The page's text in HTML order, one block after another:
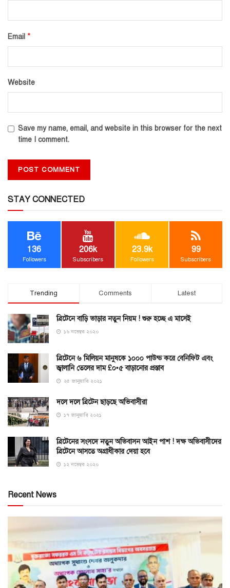
Email *
Website
Save my name, email, and website in this browser for the next
time I comment.
STAY CONNECTED
136
Followers
206k
Subscribers
23.9k
Followers
99
Subscribers
Trending Comments Latest
ব্রিটেনে বাড়ি ভাড়ার নতুন নিয়ম ! শুরু হচ্ছে এ মাসেই
১৬ নভেম্বর ২০২০
ব্রিটেনে ৬ মিলিয়ন মানুষকে ১০০০ পাউন্ড করে বেনিফিট এবং
জ্বালানি তেলের দাম £০•৫ বাড়ানোর প্রস্তাব
২৫ জানুয়ারি ২০২১
দলে দলে ব্রিটেন ছাড়ছে অভিবাসীরা
১৭ জানুয়ারি ২০২১
ব্রিটেনের সংসদে নতুন অভিবাসন আইন পাশ ! দক্ষ অভিবাসীদের
ব্রিটেনে আসতে অগ্রাধীকার দেয়া হবে
১২ নভেম্বর ২০২০
Recent News